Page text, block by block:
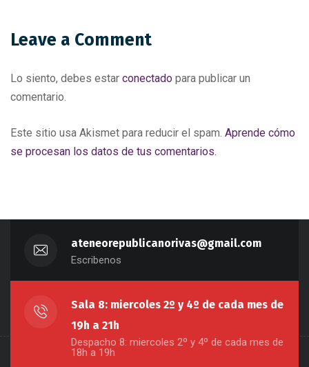
Leave a Comment
Lo siento, debes estar conectado para publicar un
comentario.
Este sitio usa Akismet para reducir el spam. Aprende cómo
se procesan los datos de tus comentarios.
ateneorepublicanorivas@gmail.com
Escribenos
Sala 8: miercoles 2º y 4º de cada mes de
19h a 21h
Despacho 8: miercoles 2º y 4º de cada mes de
18h a 19h